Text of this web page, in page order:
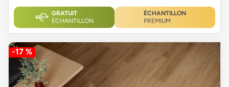
GRATUIT
ÉCHANTILLON
ÉCHANTILLON
PREMIUM
-17 %